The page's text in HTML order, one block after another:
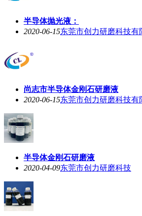
半导体抛光液：
2020-06-15东莞市创力研磨科技有
尚志市半导体金刚石研磨液
2020-06-15东莞市创力研磨科技有
半导体金刚石研磨液
2020-04-09东莞市创力研磨科技